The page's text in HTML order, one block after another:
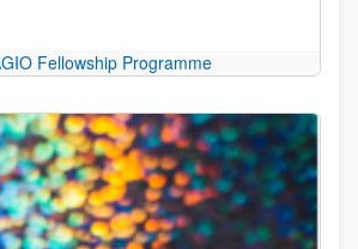
Fellowship Programme